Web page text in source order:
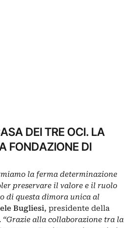
DEI TRE OCI. LA
FONDAZIONE DI
la ferma determinazione
preservare il valore e il ruolo
di questa dimora unica al
Bugliesi, presidente della
“Grazie alla collaborazione tra la